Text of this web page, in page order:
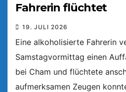
Fahrerin flüchtet
19. JULI 2026
Eine alkoholisierte Fahrerin
Samstagvormittag einen
bei Cham und flüchtete
aufmerksamen Zeugen